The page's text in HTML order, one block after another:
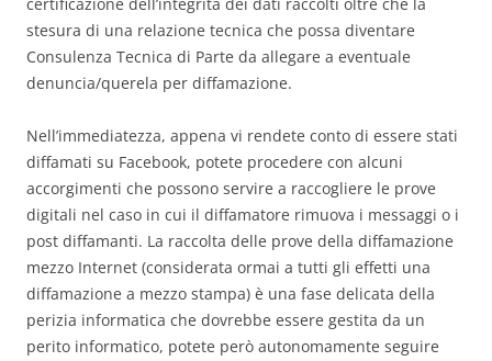
stesura di una relazione tecnica che possa diventare
Consulenza Tecnica di Parte da allegare a eventuale
denuncia/querela per diffamazione.
Nell’immediatezza, appena vi rendete conto di essere stati
diffamati su Facebook, potete procedere con alcuni
accorgimenti che possono servire a raccogliere le prove
digitali nel caso in cui il diffamatore rimuova i messaggi o i
post diffamanti. La raccolta delle prove della diffamazione
mezzo Internet (considerata ormai a tutti gli effetti una
diffamazione a mezzo stampa) è una fase delicata della
perizia informatica che dovrebbe essere gestita da un
perito informatico, potete però autonomamente seguire